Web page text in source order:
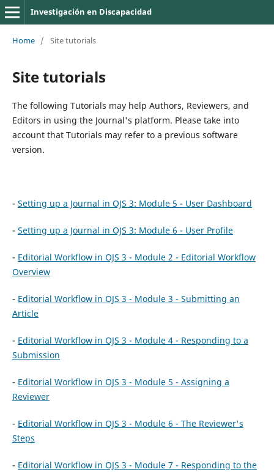
Investigación en Discapacidad
Home / Site tutorials
Site tutorials
The following Tutorials may help Authors, Reviewers, and
Editors in using the Journal's platform. Please take into
account that Tutorials may refer to a previous software
version.
- Setting up a Journal in OJS 3: Module 5 - User Dashboard
- Setting up a Journal in OJS 3: Module 6 - User Profile
- Editorial Workflow in OJS 3 - Module 2 - Editorial Workflow
Overview
- Editorial Workflow in OJS 3 - Module 3 - Submitting an
Article
- Editorial Workflow in OJS 3 - Module 4 - Responding to a
Submission
- Editorial Workflow in OJS 3 - Module 5 - Assigning a
Reviewer
- Editorial Workflow in OJS 3 - Module 6 - The Reviewer's
Steps
- Editorial Workflow in OJS 3 - Module 7 - Responding to the